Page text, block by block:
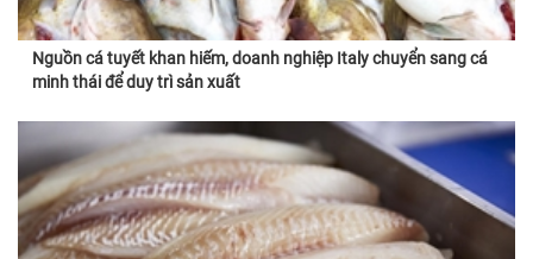
Nguồn cá tuyết khan hiếm, doanh nghiệp Italy chuyển sang cá
minh thái để duy trì sản xuất